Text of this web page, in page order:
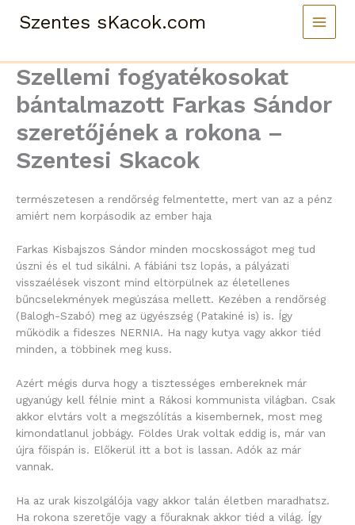
Szentes sKacok.com
Szellemi fogyatékosokat
bántalmazott Farkas Sándor
szeretőjének a rokona –
Szentesi Skacok
természetesen a rendőrség felmentette, mert van az a pénz
amiért nem korpásodik az ember haja
Farkas Kisbajszos Sándor minden mocskosságot meg tud
úszni és el tud sikálni. A fábiáni tsz lopás, a pályázati
visszaélések viszont mind eltörpülnek az életellenes
bűncselekmények megúszása mellett. Kezében a rendőrség
(Balogh-Szabó) meg az ügyészség (Patakiné is) is. Így
működik a fideszes NERNIA. Ha nagy kutya vagy akkor tiéd
minden, a többinek meg kuss.
Azért mégis durva hogy a tisztességes embereknek már
ugyanúgy kell félnie mint a Rákosi kommunista világban. Csak
akkor elvtárs volt a megszólítás a kisembernek, most meg
kimondatlanul jobbágy. Földes Urak voltak eddig is, már van
újra főispán is. Előkerül itt a bot is lassan. Adók az már
vannak.
Ha az urak kiszolgálója vagy akkor talán életben maradhatsz.
Ha rokona szeretője vagy a főuraknak akkor tiéd a világ. Így